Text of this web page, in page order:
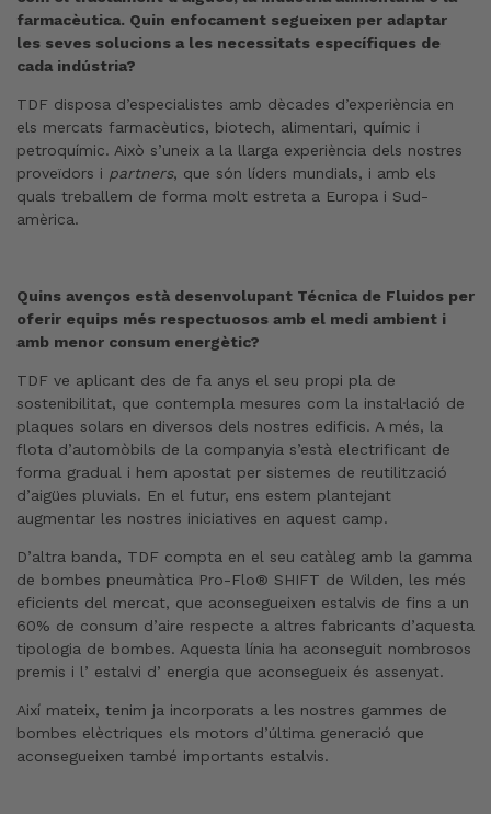
farmacèutica. Quin enfocament segueixen per adaptar
les seves solucions a les necessitats específiques de
cada indústria?
TDF disposa d’especialistes amb dècades d’experiència en
els mercats farmacèutics, biotech, alimentari, químic i
petroquímic. Això s’uneix a la llarga experiència dels nostres
proveïdors i partners, que són líders mundials, i amb els
quals treballem de forma molt estreta a Europa i Sud-
amèrica.
Quins avenços està desenvolupant Técnica de Fluidos per
oferir equips més respectuosos amb el medi ambient i
amb menor consum energètic?
TDF ve aplicant des de fa anys el seu propi pla de
sostenibilitat, que contempla mesures com la instal·lació de
plaques solars en diversos dels nostres edificis. A més, la
flota d’automòbils de la companyia s’està electrificant de
forma gradual i hem apostat per sistemes de reutilització
d’aigües pluvials. En el futur, ens estem plantejant
augmentar les nostres iniciatives en aquest camp.
D’altra banda, TDF compta en el seu catàleg amb la gamma
de bombes pneumàtica Pro-Flo® SHIFT de Wilden, les més
eficients del mercat, que aconsegueixen estalvis de fins a un
60% de consum d’aire respecte a altres fabricants d’aquesta
tipologia de bombes. Aquesta línia ha aconseguit nombrosos
premis i l’ estalvi d’ energia que aconsegueix és assenyat.
Així mateix, tenim ja incorporats a les nostres gammes de
bombes elèctriques els motors d’última generació que
aconsegueixen també importants estalvis.